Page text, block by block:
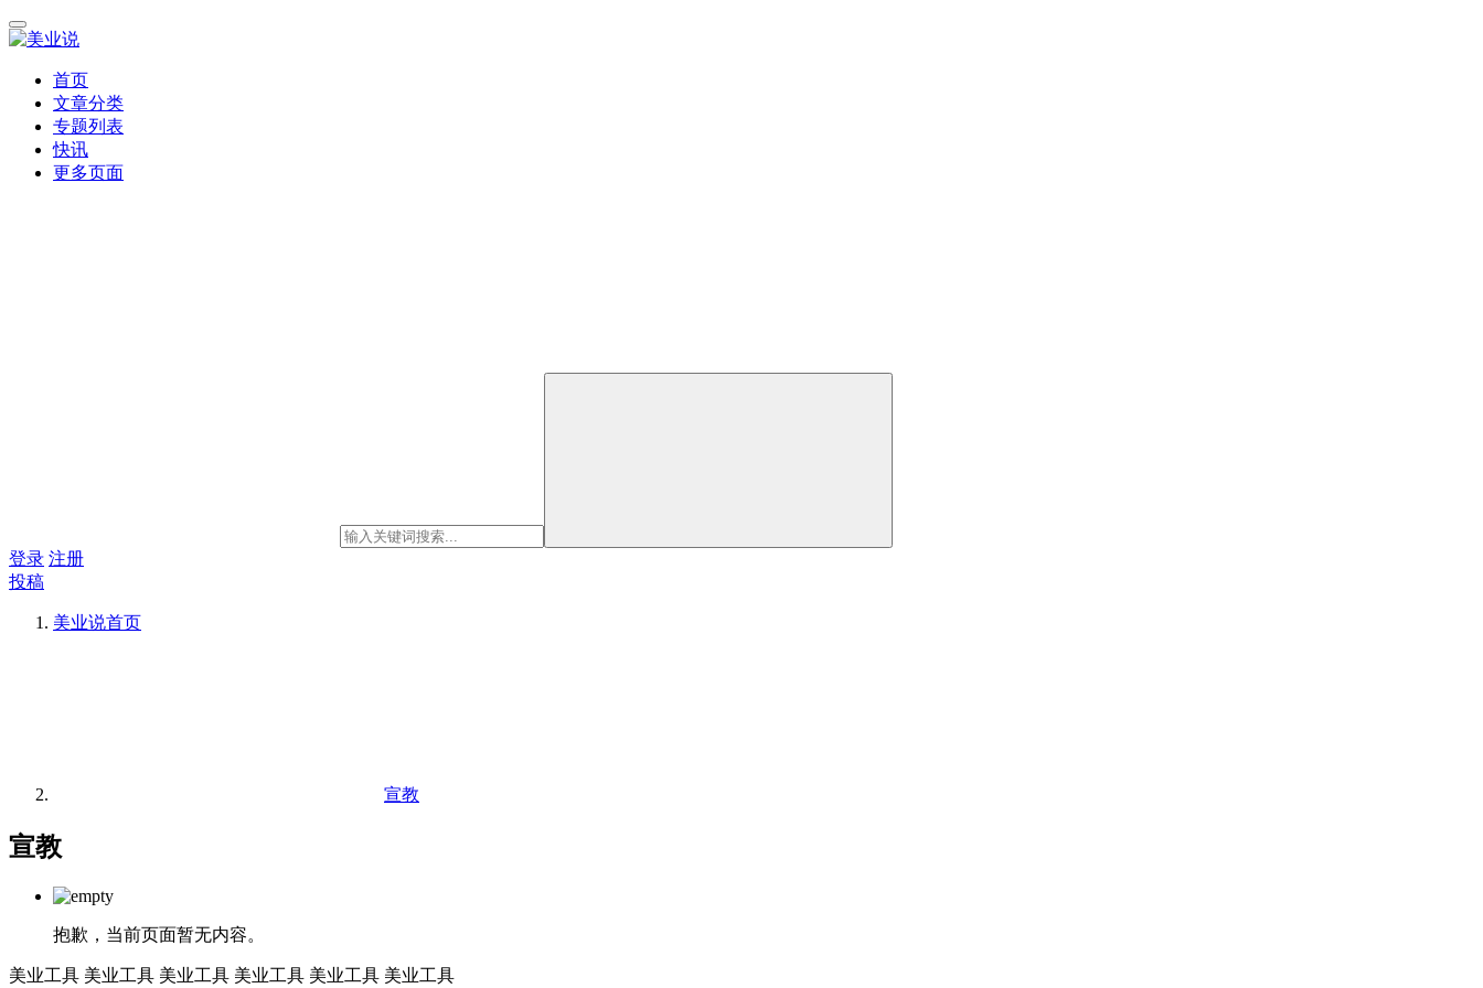
首页
文章分类
专题列表
快讯
更多页面
登录 注册
投稿
美业说首页
宣教
宣教
抱歉，当前页面暂无内容。
美业工具 美业工具 美业工具 美业工具 美业工具 美业工具